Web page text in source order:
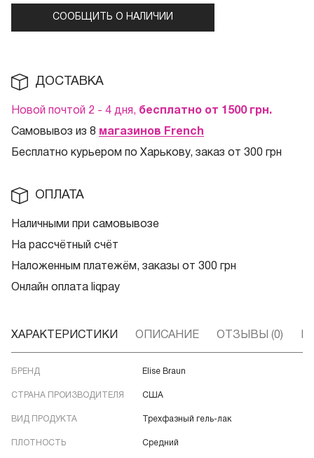
СООБЩИТЬ О НАЛИЧИИ
ДОСТАВКА
Новой почтой 2 - 4 дня, бесплатно от 1500 грн.
Самовывоз из 8 магазинов French
Бесплатно курьером по Харькову, заказ от 300 грн
ОПЛАТА
Наличными при самовывозе
На рассчётный счёт
Наложенным платежём, заказы от 300 грн
Онлайн оплата liqpay
ХАРАКТЕРИСТИКИ ОПИСАНИЕ ОТЗЫВЫ (0)
БРЕНД Elise Braun
СТРАНА ПРОИЗВОДИТЕЛЯ США
ВИД ПРОДУКТА Трехфазный гель-лак
ПЛОТНОСТЬ Средний